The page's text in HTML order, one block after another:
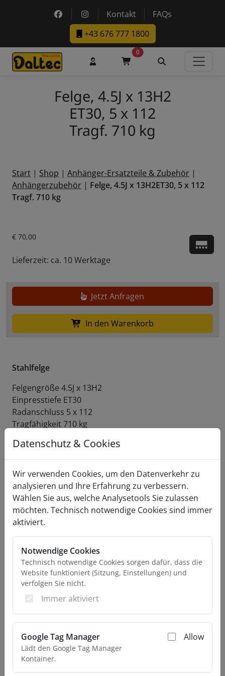
Skip to main content
https://www.facebook.com/DaltecAustria
https://www.instagram.com/
Kontakt
FAQs
+43 676 777 1800
BenutzerkontoWarenkorb
0
Felge, 4.5J x 13H2
ET30, 5 x 112
Tragf. 710 kg
Zurück
Modal
Start | Shop | Anhänger-Ersatzteile & Zubehör |
Anhängerzubehör | Felge, 4.5J x 13H2ET30, 5 x 112
Tragf. 710 kg
€ 70,00Aktueller Preis ist: € 70,00.
Zu
Lieferzeit: ca. 10 Werktage
Jetzt Anfragen
In den Warenkorb
Stahlfelge
Felgengröße 4.5J x 13H2
Einpresstiefe ET30
Radanschluss 5 x 112
Tragfähigkeit 710 kg
Datenschutz & Cookies
Wir verwenden Cookies, um den Datenverkehr zu
analysieren und Ihre Erfahrung zu verbessern.
Wählen Sie aus, welche Analysetools Sie zulassen
möchten. Technisch notwendige Cookies sind immer
aktiviert.
Notwendige Cookies
Technisch notwendige Cookies sorgen dafür, dass die
Website funktioniert (Sitzung, Einstellungen) und
verfolgen Sie nicht.
Immer aktiviert
Google Tag Manager
Lädt den Google Tag Manager
Kontainer.
Allow